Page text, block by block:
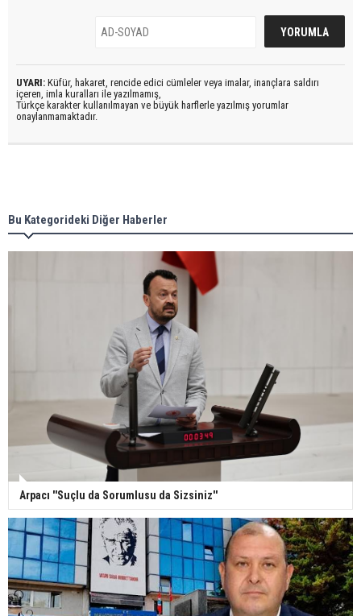
UYARI: Küfür, hakaret, rencide edici cümleler veya imalar, inançlara saldırı
içeren, imla kuralları ile yazılmamış,
Türkçe karakter kullanılmayan ve büyük harflerle yazılmış yorumlar
onaylanmamaktadır.
Bu Kategorideki Diğer Haberler
Arpacı ''Suçlu da Sorumlusu da Sizsiniz''